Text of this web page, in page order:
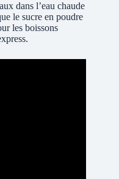
dans l’eau chaude
le sucre en poudre
les boissons